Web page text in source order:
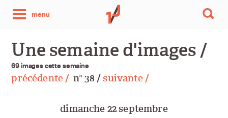
menu
photo
par
jour
Une semaine d'images /
69 images cette semaine
précédente / no 38 /suivante /
dimanche 22 septembre